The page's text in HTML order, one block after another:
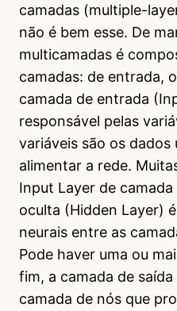
camadas (multiple-
não é bem esse. De
multicamadas é
camadas: de entrada,
camada de entrada
responsável pelas
variáveis são os dados
alimentar a rede.
Input Layer de
oculta (Hidden Layer)
neurais entre as
Pode haver uma ou
fim, a camada de
camada de nós que